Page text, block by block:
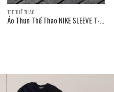
TEE THỂ THAO
Áo Thun Thể Thao NIKE SLEEVE T-